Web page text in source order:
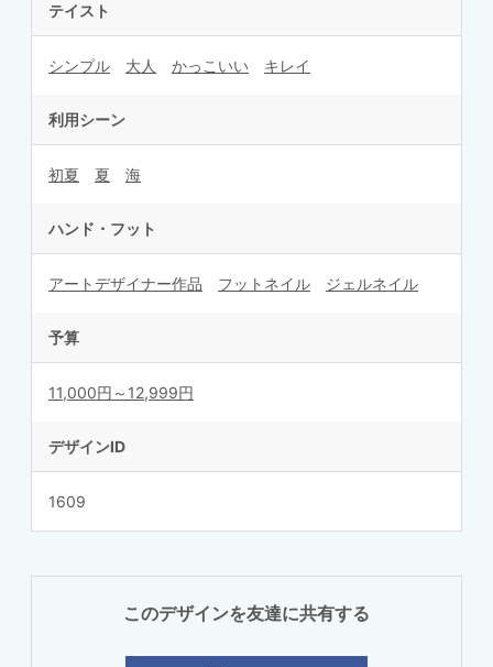
テイスト
シンプル 大人 かっこいい キレイ
利用シーン
初夏 夏 海
ハンド・フット
アートデザイナー作品 フットネイル ジェルネイル
予算
11,000円～12,999円
デザインID
1609
このデザインを友達に共有する